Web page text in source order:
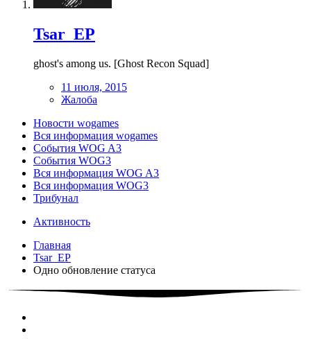
Tsar_EP
ghost's among us. [Ghost Recon Squad]
11 июля, 2015
Жалоба
Новости wogames
Вся информация wogames
События WOG A3
События WOG3
Вся информация WOG A3
Вся информация WOG3
Трибунал
Активность
Главная
Tsar_EP
Одно обновление статуса